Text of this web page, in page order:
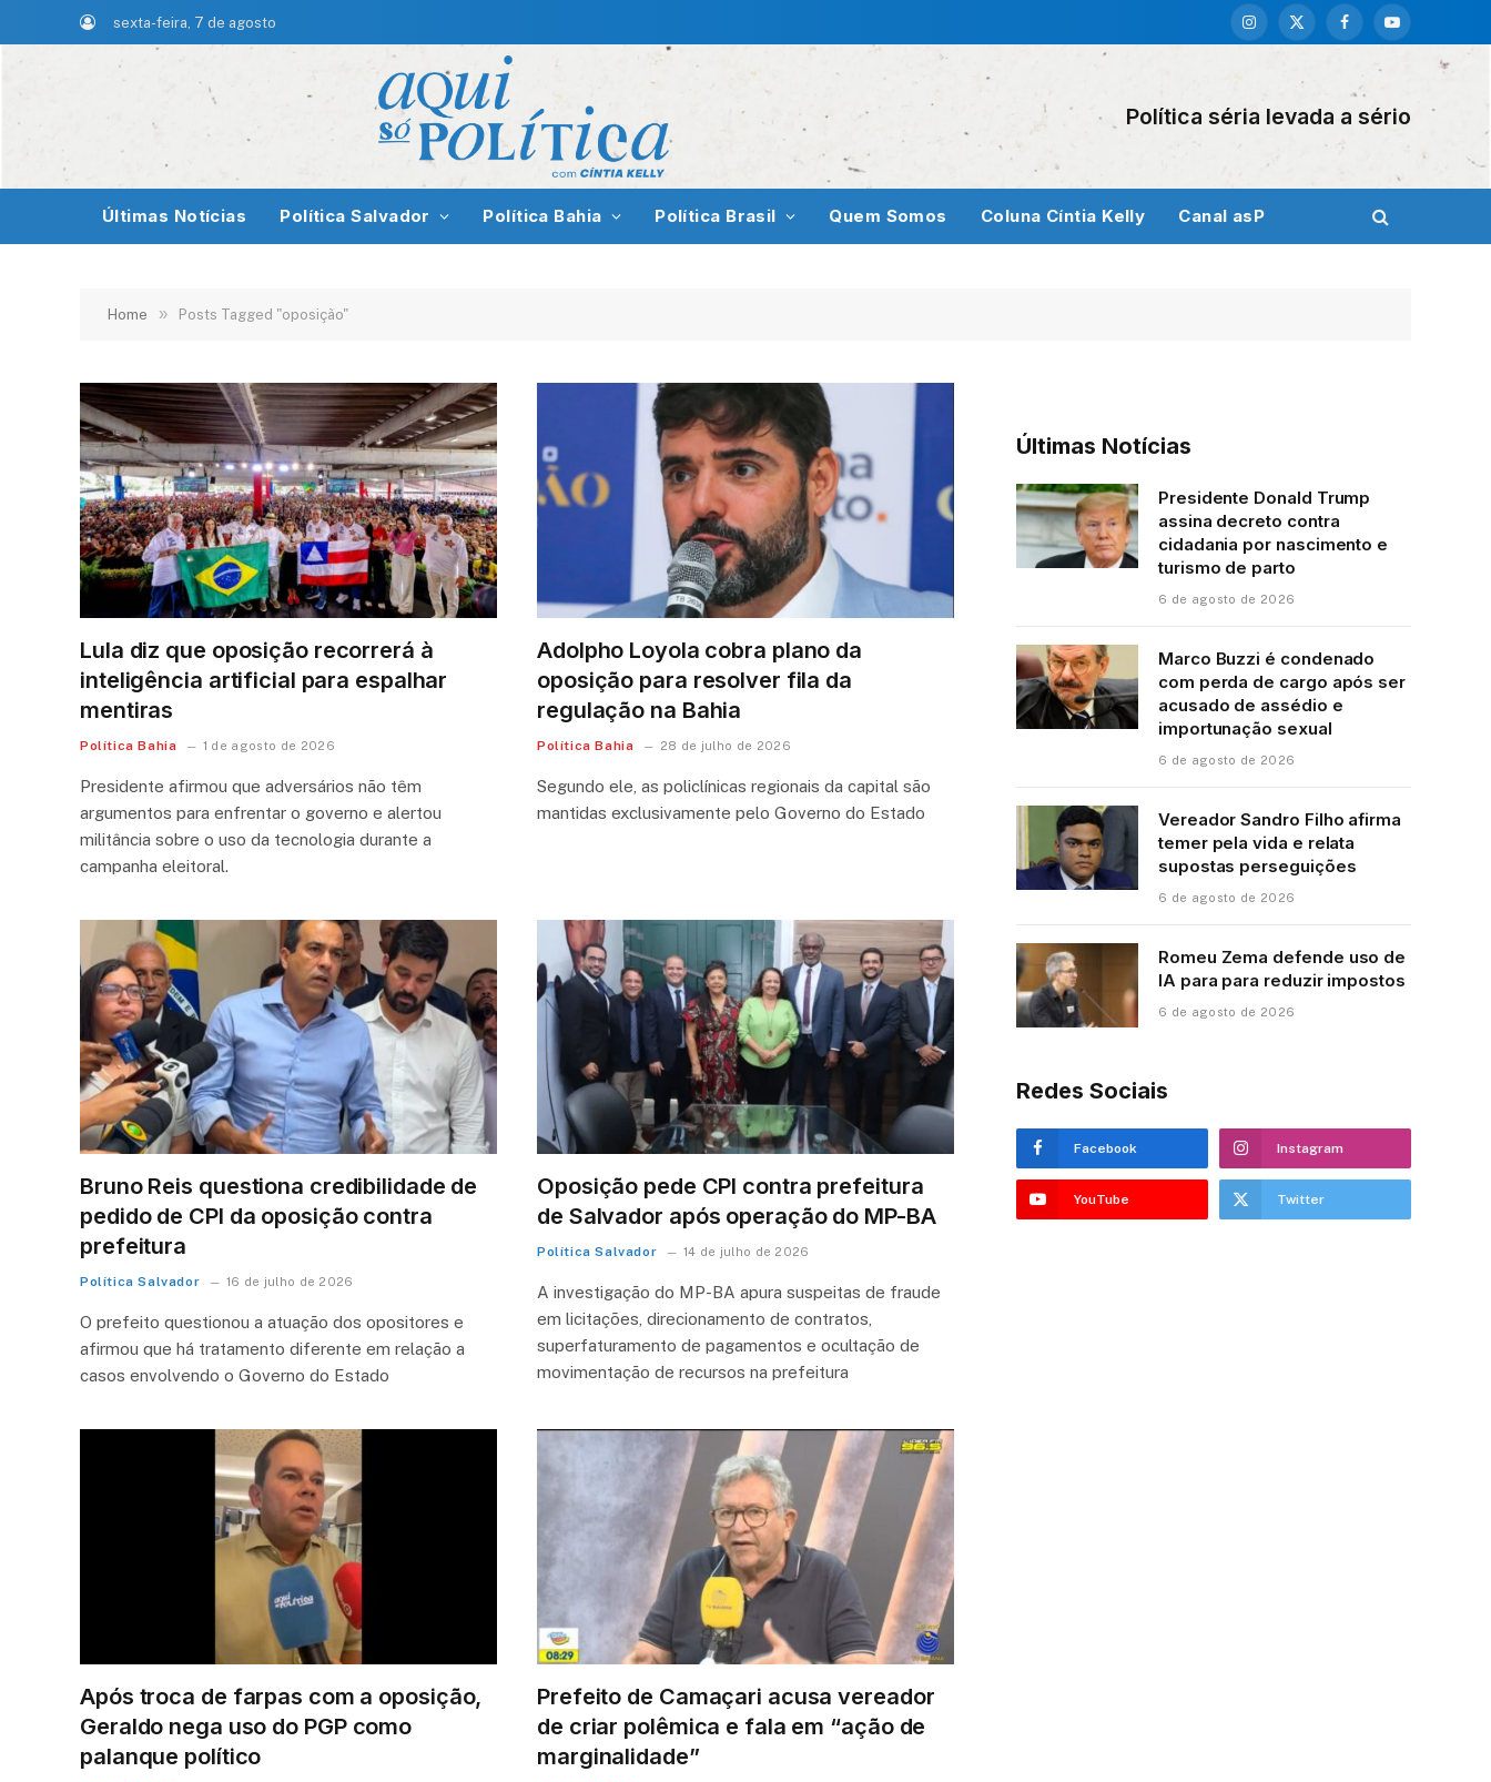
sexta-feira, 7 de agosto
Instagram
X
FacebookYouTube
Política séria levada a sério
Últimas Notícias Política Salvador Política Bahia Política Brasil Quem Somos Coluna Cíntia Kelly Canal asP
Home » Posts Tagged "oposição"
Lula diz que oposição recorrerá à
inteligência artificial para espalhar
mentiras
Política Bahia 1 de agosto de 2026
Presidente afirmou que adversários não têm
argumentos para enfrentar o governo e alertou
militância sobre o uso da tecnologia durante a
campanha eleitoral.
Adolpho Loyola cobra plano da
oposição para resolver fila da
regulação na Bahia
Política Bahia 28 de julho de 2026
Segundo ele, as policlínicas regionais da capital são
mantidas exclusivamente pelo Governo do Estado
Bruno Reis questiona credibilidade de
pedido de CPI da oposição contra
prefeitura
Política Salvador 16 de julho de 2026
O prefeito questionou a atuação dos opositores e
afirmou que há tratamento diferente em relação a
casos envolvendo o Governo do Estado
Oposição pede CPI contra prefeitura
de Salvador após operação do MP-BA
Política Salvador 14 de julho de 2026
A investigação do MP-BA apura suspeitas de fraude
em licitações, direcionamento de contratos,
superfaturamento de pagamentos e ocultação de
movimentação de recursos na prefeitura
Após troca de farpas com a oposição,
Geraldo nega uso do PGP como
palanque político
Prefeito de Camaçari acusa vereador
de criar polêmica e fala em “ação de
marginalidade”
Últimas Notícias
Presidente Donald Trump
assina decreto contra
cidadania por nascimento e
turismo de parto
6 de agosto de 2026
Marco Buzzi é condenado
com perda de cargo após ser
acusado de assédio e
importunação sexual
6 de agosto de 2026
Vereador Sandro Filho afirma
temer pela vida e relata
supostas perseguições
6 de agosto de 2026
Romeu Zema defende uso de
IA para para reduzir impostos
6 de agosto de 2026
Redes Sociais
Facebook Instagram
YouTube Twitter